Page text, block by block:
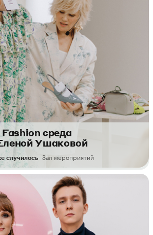
Fashion cреда
Ушаковой
случилось Зал мероприятий